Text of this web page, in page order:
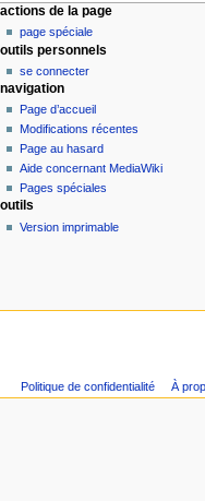
M
e
n
u
d
e
n
a
v
actions de la page
page spéciale
outils personnels
se connecter
navigation
Page d’accueil
Modifications récentes
Page au hasard
Aide concernant MediaWiki
Pages spéciales
outils
Version imprimable
Politique de confidentialité À